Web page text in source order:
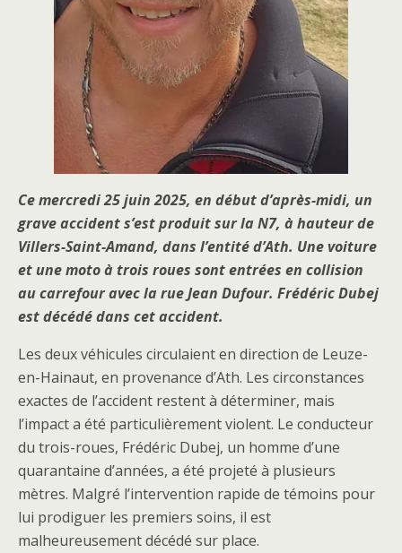
Ce mercredi 25 juin 2025, en début d’après-midi, un
grave accident s’est produit sur la N7, à hauteur de
Villers-Saint-Amand, dans l’entité d’Ath. Une voiture
et une moto à trois roues sont entrées en collision
au carrefour avec la rue Jean Dufour. Frédéric Dubej
est décédé dans cet accident.
Les deux véhicules circulaient en direction de Leuze-
en-Hainaut, en provenance d’Ath. Les circonstances
exactes de l’accident restent à déterminer, mais
l’impact a été particulièrement violent. Le conducteur
du trois-roues, Frédéric Dubej, un homme d’une
quarantaine d’années, a été projeté à plusieurs
mètres. Malgré l’intervention rapide de témoins pour
lui prodiguer les premiers soins, il est
malheureusement décédé sur place.